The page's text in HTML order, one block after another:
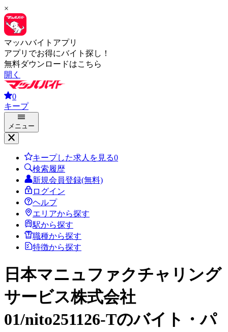
×
マッハバイトアプリ
アプリでお得にバイト探し！
無料ダウンロードはこちら
開く
0
キープ
メニュー
キープした求人を見る0
検索履歴
新規会員登録(無料)
ログイン
ヘルプ
エリアから探す
駅から探す
職種から探す
特徴から探す
日本マニュファクチャリング
サービス株式会社
01/nito251126-Tのバイト・パ